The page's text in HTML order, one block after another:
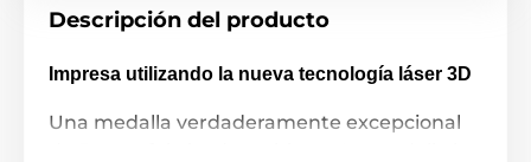
Descripción del producto
Impresa utilizando la nueva tecnología láser 3D
Una medalla verdaderamente excepcional